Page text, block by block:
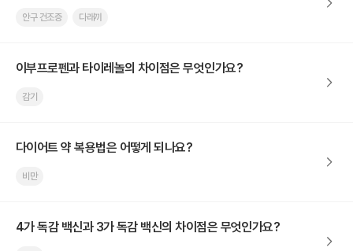
안구 건조증 다래끼
이부프로펜과 타이레놀의 차이점은 무엇인가요?
감기
다이어트 약 복용법은 어떻게 되나요?
비만
4가 독감 백신과 3가 독감 백신의 차이점은 무엇인가요?